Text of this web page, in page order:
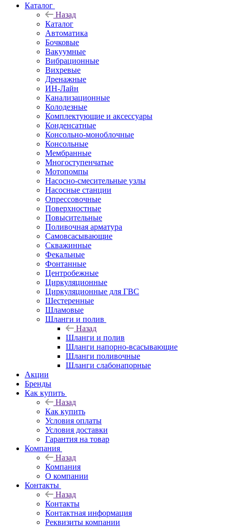
Каталог
Назад
Каталог
Автоматика
Бочковые
Вакуумные
Вибрационные
Вихревые
Дренажные
ИН-Лайн
Канализационные
Колодезные
Комплектующие и аксессуары
Конденсатные
Консольно-моноблочные
Консольные
Мембранные
Многоступенчатые
Мотопомпы
Насосно-смесительные узлы
Насосные станции
Опрессовочные
Поверхностные
Повысительные
Поливочная арматура
Самовсасывающие
Скважинные
Фекальные
Фонтанные
Центробежные
Циркуляционные
Циркуляционные для ГВС
Шестеренные
Шламовые
Шланги и полив
Назад
Шланги и полив
Шланги напорно-всасывающие
Шланги поливочные
Шланги слабонапорные
Акции
Бренды
Как купить
Назад
Как купить
Условия оплаты
Условия доставки
Гарантия на товар
Компания
Назад
Компания
О компании
Контакты
Назад
Контакты
Контактная информация
Реквизиты компании